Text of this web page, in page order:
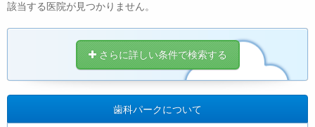
該当する医院が見つかりません。
さらに詳しい条件で検索する
歯科パークについて